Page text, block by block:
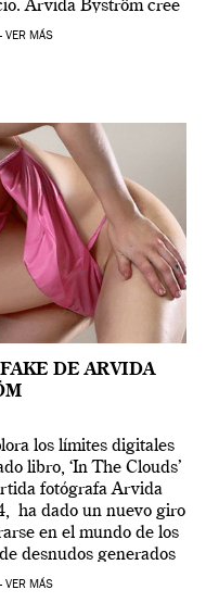
Arvida Byström cree
un complejo […]
VER MÁS
DE ARVIDA
los límites digitales
libro, ‘In The Clouds’
fotógrafa Arvida
ha dado un nuevo giro
en el mundo de los
desnudos generados
VER MÁS